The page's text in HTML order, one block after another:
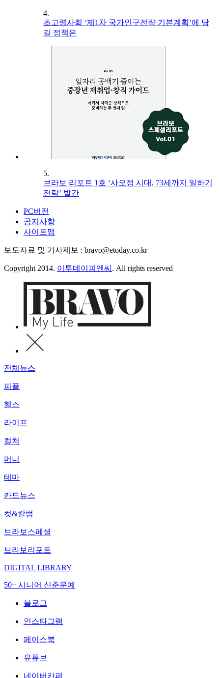
4.
초고령사회 ‘제1차 국가인구전략 기본계획’에 담
길 정책은
5.
브라보 리포트 1호 ‘사오정 시대, 73세까지 일하기
전략’ 발간
PC버전
공지사항
사이트맵
보도자료 및 기사제보 : bravo@etoday.co.kr
Copyright 2014. 이투데이피엔씨 . All rights reserved
전체뉴스
피플
헬스
라이프
컬처
머니
테마
카드뉴스
컷&칼럼
브라보스페셜
브라보리포트
DIGITAL LIBRARY
50+ 시니어 신춘문예
블로그
인스타그램
페이스북
유튜브
네이버카페